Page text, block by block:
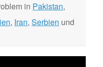
in Pakistan,
, Iran, Serbien und